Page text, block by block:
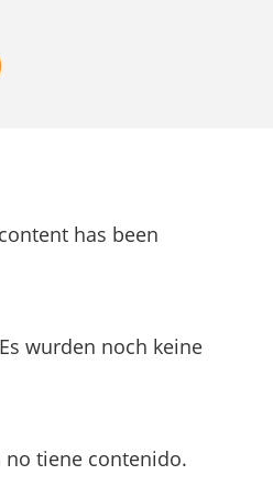
has been
wurden noch keine
no tiene contenido.